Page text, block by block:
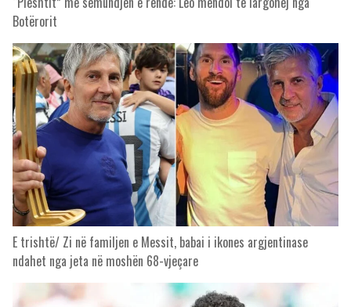
Botërorit
E trishtë/ Zi në familjen e Messit, babai i ikones argjentinase
ndahet nga jeta në moshën 68-vjeçare